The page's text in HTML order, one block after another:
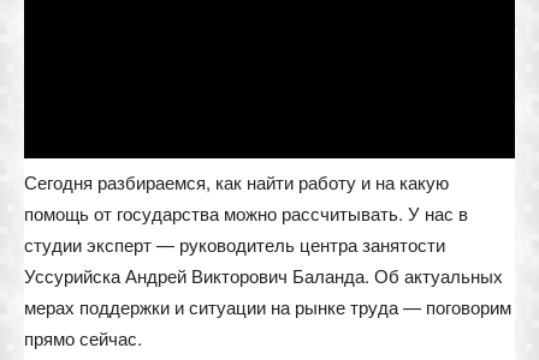
Сегодня разбираемся, как найти работу и на какую
помощь от государства можно рассчитывать. У нас в
студии эксперт — руководитель центра занятости
Уссурийска Андрей Викторович Баланда. Об актуальных
мерах поддержки и ситуации на рынке труда — поговорим
прямо сейчас.